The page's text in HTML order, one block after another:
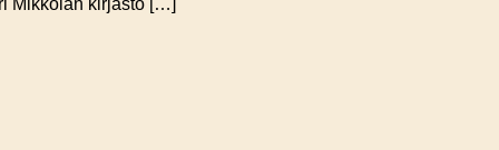
Mikkolan kirjasto […]